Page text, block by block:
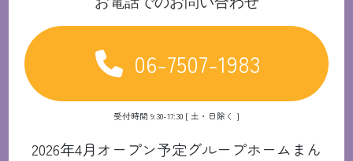
06-7507-1983
受付時間 9:30-17:30 [ 土・日除く ]
2026年4月オープン予定グループホームまん